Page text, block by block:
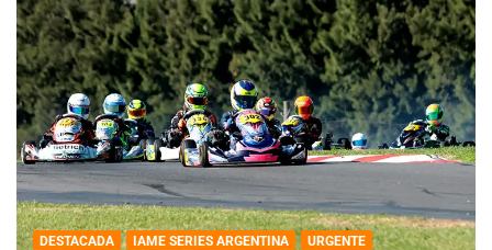
DESTACADA IAME SERIES ARGENTINA URGENTE